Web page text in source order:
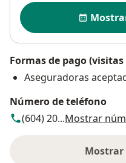
Disponibilidad
Formas de pago
Aseguradoras
Número de teléfono
(604) 20...Mostrar
Mostrar